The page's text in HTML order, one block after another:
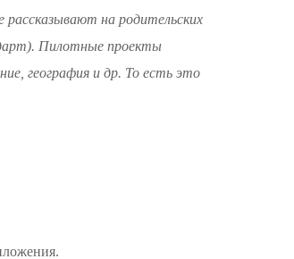
рассказывают на родительских
Пилотные проекты
география и др. То есть это